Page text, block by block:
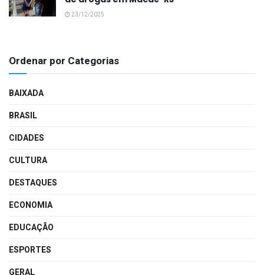
23/12/2025
Ordenar por Categorias
BAIXADA
BRASIL
CIDADES
CULTURA
DESTAQUES
ECONOMIA
EDUCAÇÃO
ESPORTES
GERAL